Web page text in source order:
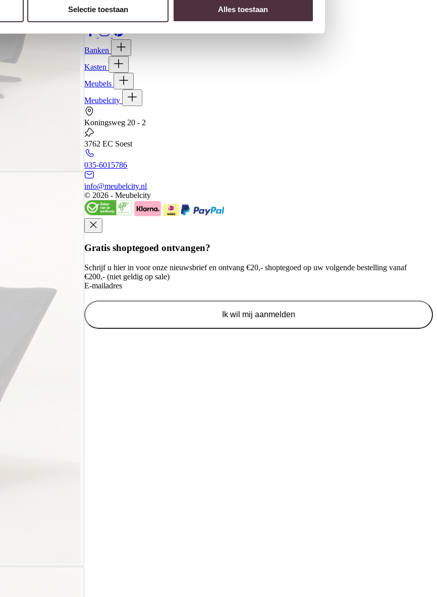
Selectie toestaan Alles toestaan
Banken
Kasten
Meubels
Meubelcity
Koningsweg 20 - 2
3762 EC Soest
035-6015786
info@meubelcity.nl
© 2026 - Meubelcity
Gratis shoptegoed ontvangen?
Schrijf u hier in voor onze nieuwsbrief en ontvang €20,- shoptegoed op uw volgende bestelling vanaf
€200,- (niet geldig op sale)
E-mailadres
Ik wil mij aanmelden